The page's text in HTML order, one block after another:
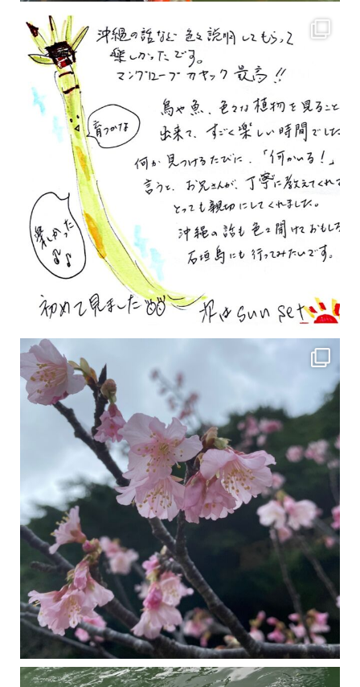
2月の沖縄は桜の季節です♪ こちらは日本で最も咲くのが早い桜 「カンヒザクラ」となって